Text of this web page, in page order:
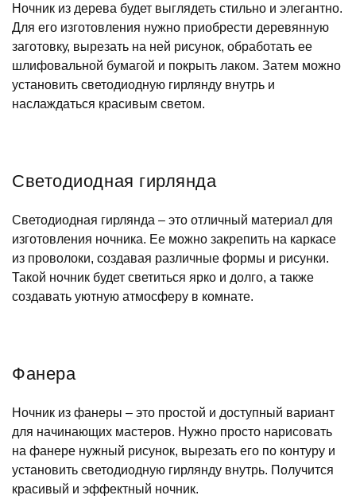
Ночник из дерева будет выглядеть стильно и элегантно.
Для его изготовления нужно приобрести деревянную
заготовку, вырезать на ней рисунок, обработать ее
шлифовальной бумагой и покрыть лаком. Затем можно
установить светодиодную гирлянду внутрь и
наслаждаться красивым светом.
Светодиодная гирлянда
Светодиодная гирлянда – это отличный материал для
изготовления ночника. Ее можно закрепить на каркасе
из проволоки, создавая различные формы и рисунки.
Такой ночник будет светиться ярко и долго, а также
создавать уютную атмосферу в комнате.
Фанера
Ночник из фанеры – это простой и доступный вариант
для начинающих мастеров. Нужно просто нарисовать
на фанере нужный рисунок, вырезать его по контуру и
установить светодиодную гирлянду внутрь. Получится
красивый и эффектный ночник.